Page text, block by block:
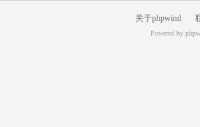
关于phpwind
Powered by